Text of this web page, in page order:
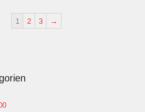
1 2 3 →